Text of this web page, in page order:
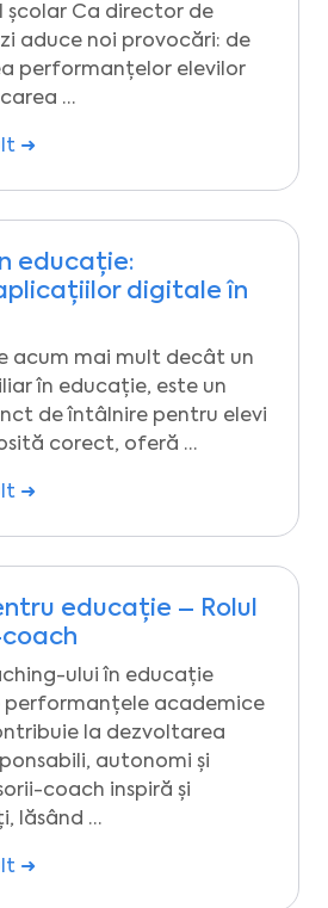
școlar Ca director de
aduce noi provocări: de
performanțelor elevilor
…
➜
educație:
digitale în
acum mai mult decât un
în educație, este un
de întâlnire pentru elevi
corect, oferă …
➜
educație – Rolul
ului în educație
academice
la dezvoltarea
autonomi și
coach inspiră și
lăsând …
➜